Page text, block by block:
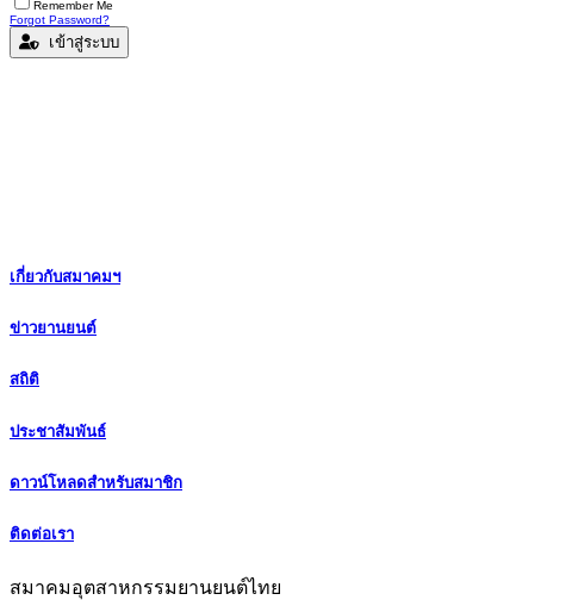
Remember Me
Forgot Password?
เข้าสู่ระบบ
เกี่ยวกับสมาคมฯ
ข่าวยานยนต์
สถิติ
ประชาสัมพันธ์
ดาวน์โหลดสำหรับสมาชิก
ติดต่อเรา
สมาคมอุตสาหกรรมยานยนต์ไทย